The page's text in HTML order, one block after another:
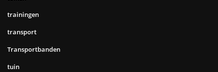
trainingen
transport
Transportbanden
tuin